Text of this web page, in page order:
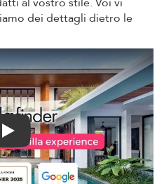
dei dettagli dietro le
Play